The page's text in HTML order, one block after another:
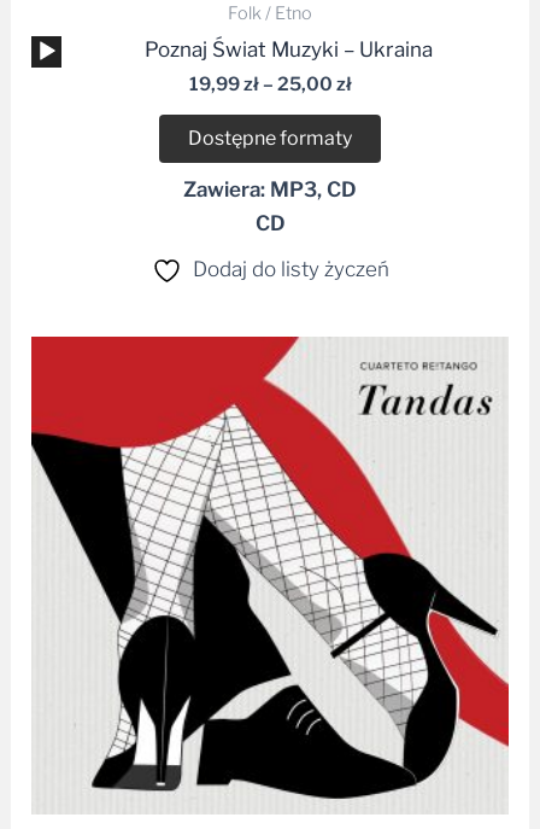
Folk / Etno
Odtwarzacz
plików
dźwiękowych
Poznaj Świat Muzyki – Ukraina
19,99zł– 25,00 zł
Dostępne formaty
Zawiera: MP3, CD
CD
Dodaj do listy życzeń